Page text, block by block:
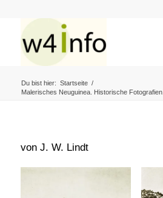
Du bist hier: Startseite /
Malerisches Neuguinea. Historische Fotografien.
von J. W. Lindt